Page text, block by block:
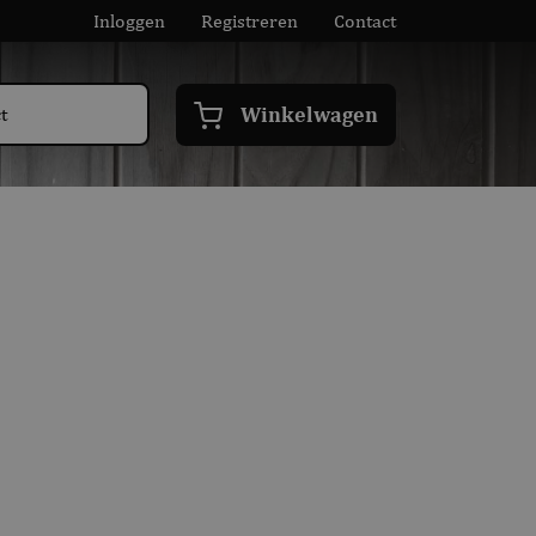
Inloggen Registreren Contact
Winkelwagen